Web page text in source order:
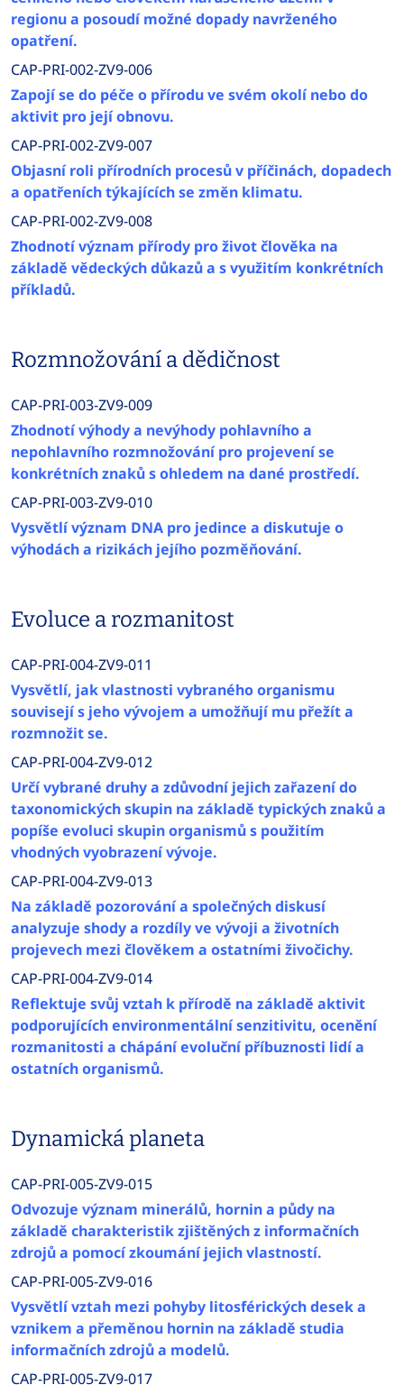
regionu a posoudí možné dopady navrženého
opatření.
CAP-PRI-002-ZV9-006
Zapojí se do péče o přírodu ve svém okolí nebo do
aktivit pro její obnovu.
CAP-PRI-002-ZV9-007
Objasní roli přírodních procesů v příčinách, dopadech
a opatřeních týkajících se změn klimatu.
CAP-PRI-002-ZV9-008
Zhodnotí význam přírody pro život člověka na
základě vědeckých důkazů a s využitím konkrétních
příkladů.
Rozmnožování a dědičnost
CAP-PRI-003-ZV9-009
Zhodnotí výhody a nevýhody pohlavního a
nepohlavního rozmnožování pro projevení se
konkrétních znaků s ohledem na dané prostředí.
CAP-PRI-003-ZV9-010
Vysvětlí význam DNA pro jedince a diskutuje o
výhodách a rizikách jejího pozměňování.
Evoluce a rozmanitost
CAP-PRI-004-ZV9-011
Vysvětlí, jak vlastnosti vybraného organismu
souvisejí s jeho vývojem a umožňují mu přežít a
rozmnožit se.
CAP-PRI-004-ZV9-012
Určí vybrané druhy a zdůvodní jejich zařazení do
taxonomických skupin na základě typických znaků a
popíše evoluci skupin organismů s použitím
vhodných vyobrazení vývoje.
CAP-PRI-004-ZV9-013
Na základě pozorování a společných diskusí
analyzuje shody a rozdíly ve vývoji a životních
projevech mezi člověkem a ostatními živočichy.
CAP-PRI-004-ZV9-014
Reflektuje svůj vztah k přírodě na základě aktivit
podporujících environmentální senzitivitu, ocenění
rozmanitosti a chápání evoluční příbuznosti lidí a
ostatních organismů.
Dynamická planeta
CAP-PRI-005-ZV9-015
Odvozuje význam minerálů, hornin a půdy na
základě charakteristik zjištěných z informačních
zdrojů a pomocí zkoumání jejich vlastností.
CAP-PRI-005-ZV9-016
Vysvětlí vztah mezi pohyby litosférických desek a
vznikem a přeměnou hornin na základě studia
informačních zdrojů a modelů.
CAP-PRI-005-ZV9-017